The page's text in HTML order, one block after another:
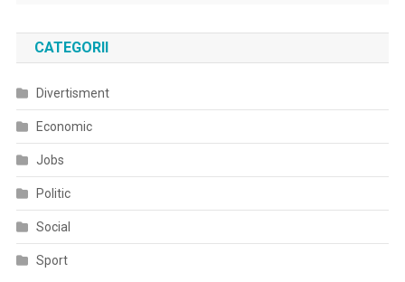
CATEGORII
Divertisment
Economic
Jobs
Politic
Social
Sport